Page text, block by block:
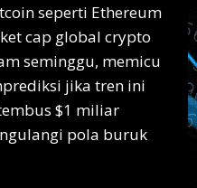
seperti Ethereum
cap global crypto
seminggu, memicu
jika tren ini
$1 miliar
pola buruk